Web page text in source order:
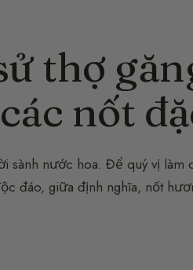
thợ
nốt
nước hoa. Để quý vị làm
đáo, giữa định nghĩa, nốt